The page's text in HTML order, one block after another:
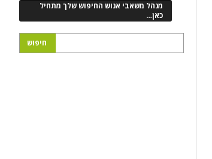
מנהל משאבי אנוש החיפוש שלך מתחיל
כאן…